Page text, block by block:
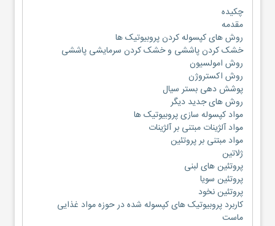
چکیده
مقدمه
روش های کپسوله کردن پروبیوتیک ها
خشک کردن پاششی و خشک کردن سرمایشی پاششی
روش امولسیون
روش اکستروژن
پوشش دهی بستر سیال
روش های جدید دیگر
مواد کپسوله سازی پروبیوتیک ها
مواد آلژینات مبتنی بر آلژینات
مواد مبتنی بر پروتئین
ژلاتین
پروتئین های لبنی
پروتئین سویا
پروتئین نخود
کاربرد پروبیوتیک های کپسوله شده در حوزه مواد غذایی
ماست